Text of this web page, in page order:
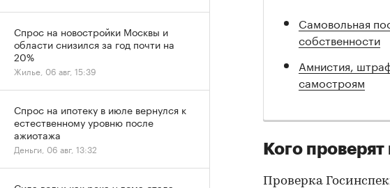
Самовольная
собственности
Амнистия,
самостроям
Кого
Проверка
Спрос на новостройки Москвы и
области снизился за год почти на
20%
Жилье, 06 авг, 15:39
Спрос на ипотеку в июле вернулся к
естественному уровню после
ажиотажа
Деньги, 06 авг, 13:32